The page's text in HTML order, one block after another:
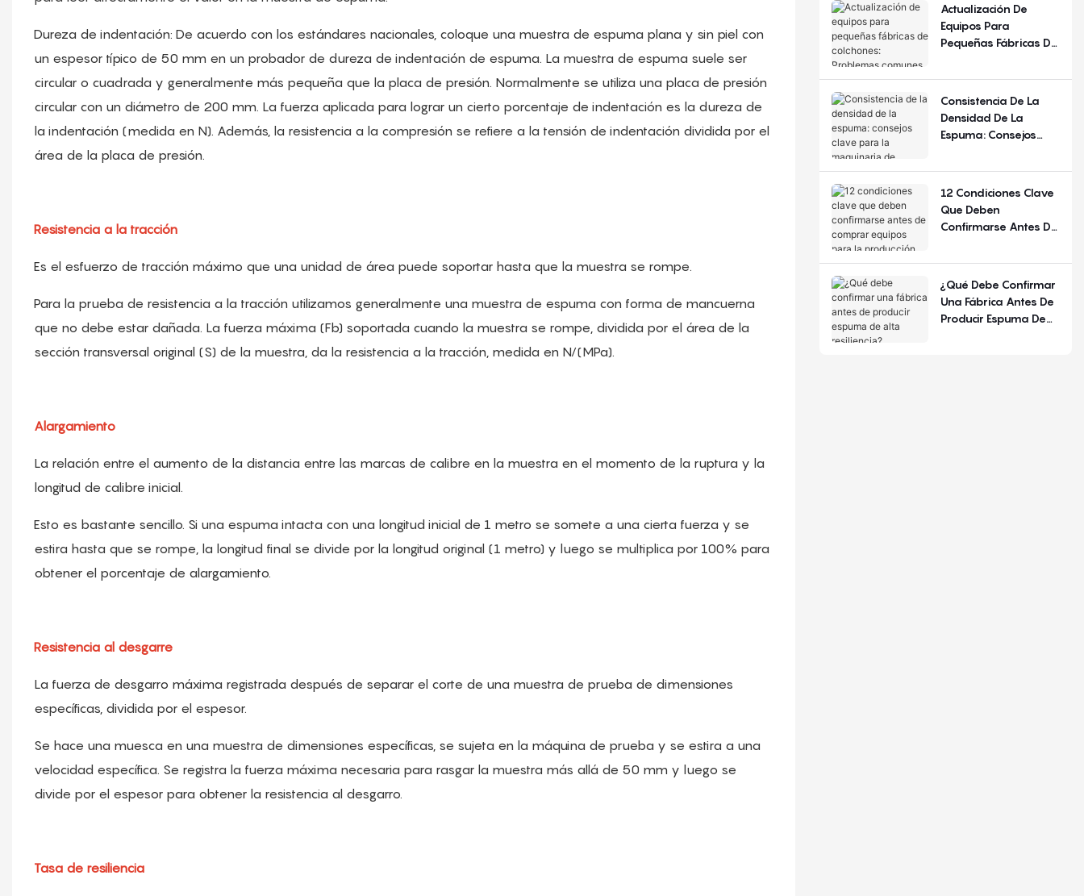
Dureza de indentación: De acuerdo con los estándares nacionales, coloque una muestra de espuma plana y sin piel con
un espesor típico de 50 mm en un probador de dureza de indentación de espuma. La muestra de espuma suele ser
circular o cuadrada y generalmente más pequeña que la placa de presión. Normalmente se utiliza una placa de presión
circular con un diámetro de 200 mm. La fuerza aplicada para lograr un cierto porcentaje de indentación es la dureza de
la indentación (medida en N). Además, la resistencia a la compresión se refiere a la tensión de indentación dividida por el
área de la placa de presión.
Resistencia a la tracción
Es el esfuerzo de tracción máximo que una unidad de área puede soportar hasta que la muestra se rompe.
Para la prueba de resistencia a la tracción utilizamos generalmente una muestra de espuma con forma de mancuerna
que no debe estar dañada. La fuerza máxima (Fb) soportada cuando la muestra se rompe, dividida por el área de la
sección transversal original (S) de la muestra, da la resistencia a la tracción, medida en N/(MPa).
Alargamiento
La relación entre el aumento de la distancia entre las marcas de calibre en la muestra en el momento de la ruptura y la
longitud de calibre inicial.
Esto es bastante sencillo. Si una espuma intacta con una longitud inicial de 1 metro se somete a una cierta fuerza y ​​se
estira hasta que se rompe, la longitud final se divide por la longitud original (1 metro) y luego se multiplica por 100% para
obtener el porcentaje de alargamiento.
Resistencia al desgarre
La fuerza de desgarro máxima registrada después de separar el corte de una muestra de prueba de dimensiones
específicas, dividida por el espesor.
Se hace una muesca en una muestra de dimensiones específicas, se sujeta en la máquina de prueba y se estira a una
velocidad específica. Se registra la fuerza máxima necesaria para rasgar la muestra más allá de 50 mm y luego se
divide por el espesor para obtener la resistencia al desgarro.
Tasa de resiliencia
Actualización De
Equipos Para
Pequeñas Fábricas De
Comunes Y Criterios
Consistencia De La
Densidad De La
Espuma: Consejos
Maquinaria De
12 Condiciones Clave
Que Deben
Confirmarse Antes De
Para La Producción De
¿Qué Debe Confirmar
Una Fábrica Antes De
Producir Espuma De